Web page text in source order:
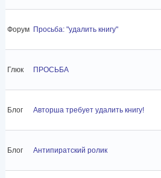
Форум Просьба: "удалить книгу"
Глюк ПРОСЬБА
Блог Авторша требует удалить книгу!
Блог Антипиратский ролик